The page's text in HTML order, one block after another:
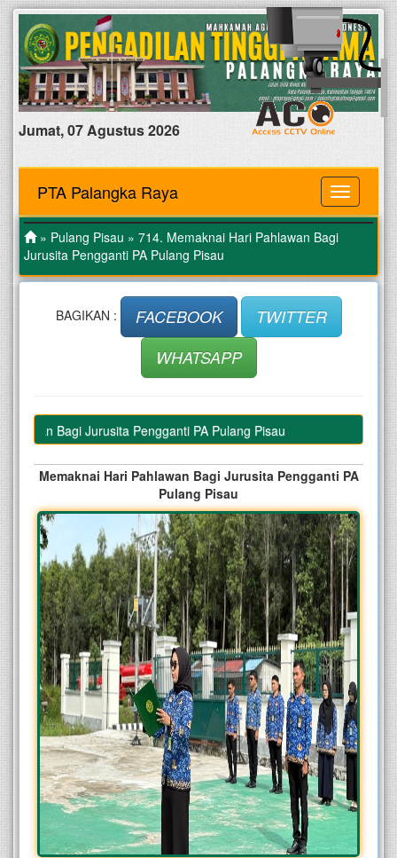
Jumat, 07 Agustus 2026
MENU
PTA Palangka Raya
» Pulang Pisau » 714. Memaknai Hari Pahlawan Bagi
Jurusita Pengganti PA Pulang Pisau
BAGIKAN : FACEBOOK
TWITTER
WHATSAPP
Bagi Jurusita Pengganti PA Pulang Pisau
Memaknai Hari Pahlawan Bagi Jurusita Pengganti PA
Pulang Pisau